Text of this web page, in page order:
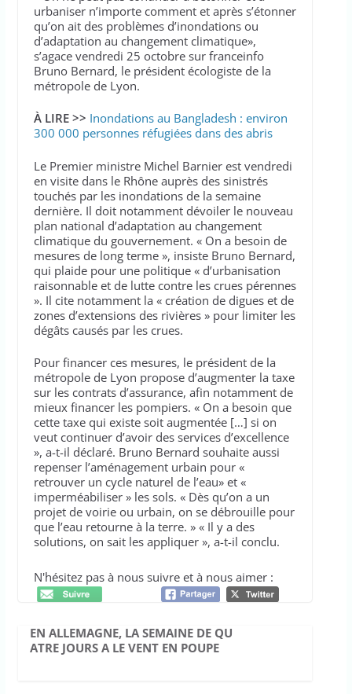
urbaniser n’importe comment et après s’étonner
qu’on ait des problèmes d’inondations ou
d’adaptation au changement climatique»,
s’agace vendredi 25 octobre sur franceinfo
Bruno Bernard, le président écologiste de la
métropole de Lyon.
À LIRE >> Inondations au Bangladesh : environ
300 000 personnes réfugiées dans des abris
Le Premier ministre Michel Barnier est vendredi
en visite dans le Rhône auprès des sinistrés
touchés par les inondations de la semaine
dernière. Il doit notamment dévoiler le nouveau
plan national d’adaptation au changement
climatique du gouvernement. « On a besoin de
mesures de long terme », insiste Bruno Bernard,
qui plaide pour une politique « d’urbanisation
raisonnable et de lutte contre les crues pérennes
». Il cite notamment la « création de digues et de
zones d’extensions des rivières » pour limiter les
dégâts causés par les crues.
Pour financer ces mesures, le président de la
métropole de Lyon propose d’augmenter la taxe
sur les contrats d’assurance, afin notamment de
mieux financer les pompiers. « On a besoin que
cette taxe qui existe soit augmentée […] si on
veut continuer d’avoir des services d’excellence
», a-t-il déclaré. Bruno Bernard souhaite aussi
repenser l’aménagement urbain pour «
retrouver un cycle naturel de l’eau» et «
imperméabiliser » les sols. « Dès qu’on a un
projet de voirie ou urbain, on se débrouille pour
que l’eau retourne à la terre. » « Il y a des
solutions, on sait les appliquer », a-t-il conclu.
N'hésitez pas à nous suivre et à nous aimer :
EN ALLEMAGNE, LA SEMAINE DE QU
ATRE JOURS A LE VENT EN POUPE